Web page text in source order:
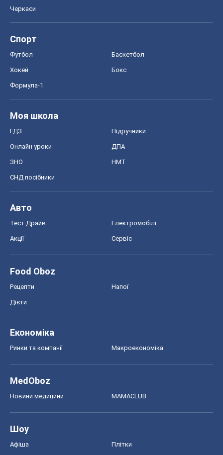
Черкаси
Спорт
Футбол Баскетбол
Хокей Бокс
Формула-1
Моя школа
ГДЗ Підручники
Онлайн уроки ДПА
ЗНО НМТ
СНД посібники
Авто
Тест Драйв Електромобілі
Акції Сервіс
Food Oboz
Рецепти Напої
Дієти
Економіка
Ринки та компанії Макроекономіка
MedOboz
Новини медицини MAMACLUB
Шоу
Афіша Плітки